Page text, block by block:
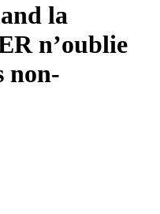
la
n’oublie
non-